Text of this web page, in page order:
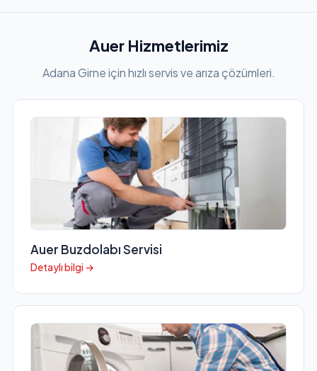
Auer Hizmetlerimiz
Adana Girne için hızlı servis ve arıza çözümleri.
Auer Buzdolabı Servisi
Detaylı bilgi →